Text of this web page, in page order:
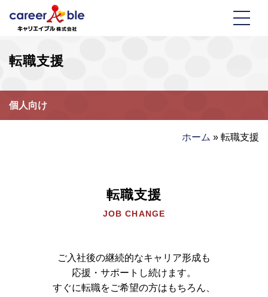
転職支援
個人向け
ホーム » 転職支援
転職支援
JOB CHANGE
ご入社後の継続的なキャリア形成も
応援・サポートし続けます。
すぐに転職をご希望の方はもちろん、